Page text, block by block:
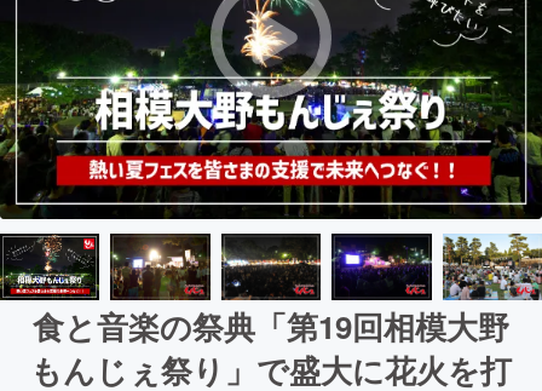
食と音楽の祭典︎「第19回相模大野
もんじぇ祭り」で盛大に花火を打